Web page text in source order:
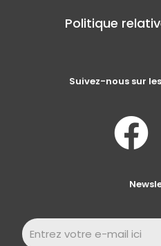
Politique
Suivez-nous sur